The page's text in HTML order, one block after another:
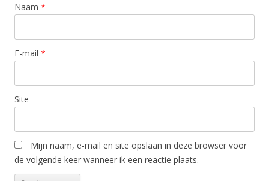
Naam *
E-mail *
Site
Mijn naam, e-mail en site opslaan in deze browser voor
de volgende keer wanneer ik een reactie plaats.